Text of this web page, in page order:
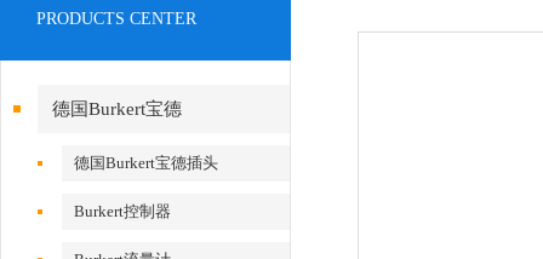
PRODUCTS CENTER
德国Burkert宝德
德国Burkert宝德插头
Burkert控制器